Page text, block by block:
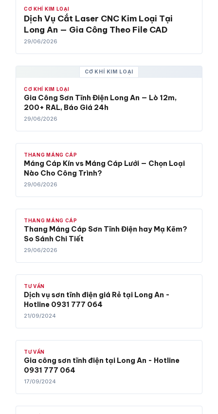
CƠ KHÍ KIM LOẠI
Dịch Vụ Cắt Laser CNC Kim Loại Tại
Long An — Gia Công Theo File CAD
29/06/2026
CƠ KHÍ KIM LOẠI
CƠ KHÍ KIM LOẠI
Gia Công Sơn Tĩnh Điện Long An — Lò 12m,
200+ RAL, Báo Giá 24h
29/06/2026
THANG MÁNG CÁP
Máng Cáp Kín vs Máng Cáp Lưới — Chọn Loại
Nào Cho Công Trình?
29/06/2026
THANG MÁNG CÁP
Thang Máng Cáp Sơn Tĩnh Điện hay Mạ Kẽm?
So Sánh Chi Tiết
29/06/2026
TƯ VẤN
Dịch vụ sơn tĩnh điện giá Rẻ tại Long An -
Hotline 0931 777 064
21/09/2024
TƯ VẤN
Gia công sơn tĩnh điện tại Long An - Hotline
0931 777 064
17/09/2024